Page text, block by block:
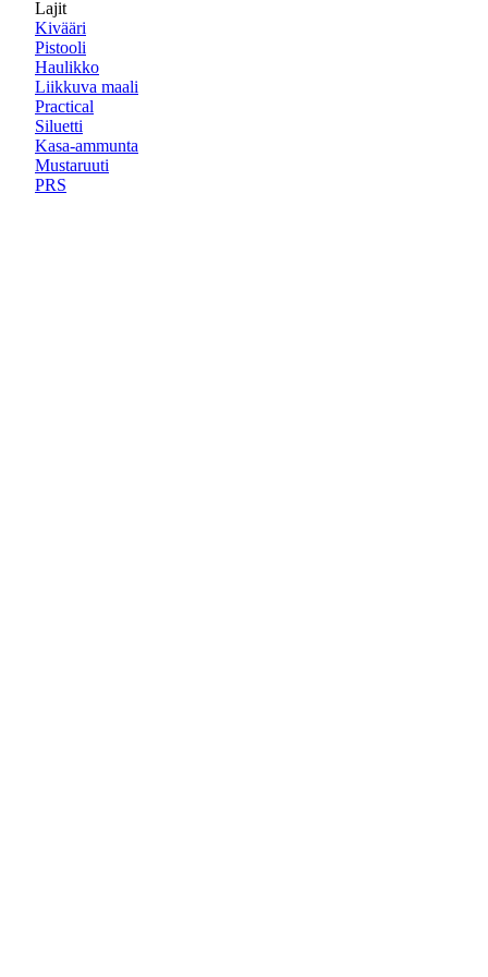
Lajit
Kivääri
Pistooli
Haulikko
Liikkuva maali
Practical
Siluetti
Kasa-ammunta
Mustaruuti
PRS